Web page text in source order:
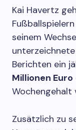
Kai Havertz
seinem
Berichten ein
Millionen Euro
Wochengehalt
Zusätzlich zu